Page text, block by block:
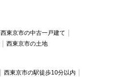
西東京市の中古一戸建て
西東京市の土地
西東京市の駅徒歩10分以内